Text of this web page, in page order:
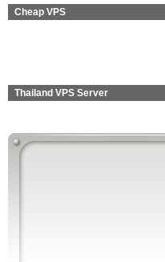
Cheap VPS
Thailand VPS Server